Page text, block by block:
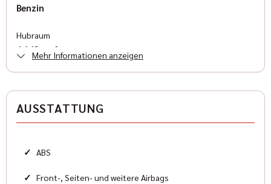
Benzin
Hubraum
6.162 cm³
Allradantrieb
Geländewagen
Mehr Informationen anzeigen
AUSSTATTUNG
✓ ABS
✓ Front-, Seiten- und weitere Airbags